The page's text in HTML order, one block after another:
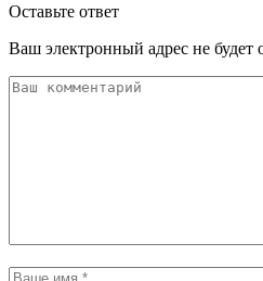
Оставьте ответ
Ваш электронный адрес не будет